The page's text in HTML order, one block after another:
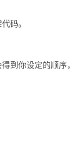
码。
到你设定的顺序